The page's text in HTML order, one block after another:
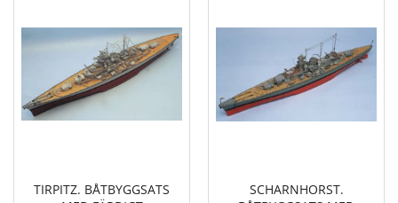
TIRPITZ. BÅTBYGGSATS
SCHARNHORST.